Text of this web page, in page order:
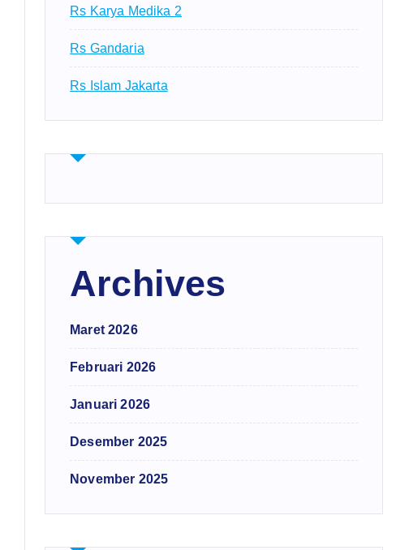
Rs Karya Medika 2
Rs Gandaria
Rs Islam Jakarta
Archives
Maret 2026
Februari 2026
Januari 2026
Desember 2025
November 2025